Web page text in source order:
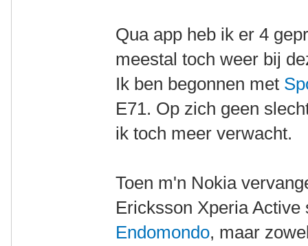
Qua app heb ik er 4
meestal toch weer bij
Ik ben begonnen met
E71. Op zich geen
ik toch meer verwacht.
Toen m'n Nokia
Ericksson Xperia
Endomondo, maar